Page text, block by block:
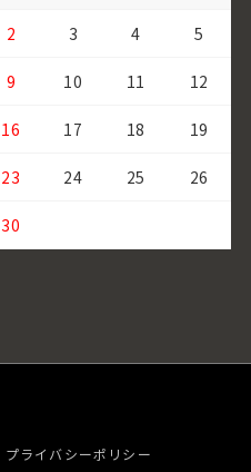
2 3 4 5
9 10 11 12
16 17 18 19
23 24 25 26
30
プライバシーポリシー